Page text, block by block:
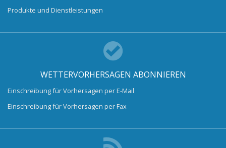
Produkte und Dienstleistungen
WETTERVORHERSAGEN ABONNIEREN
Einschreibung für Vorhersagen per E-Mail
Einschreibung für Vorhersagen per Fax